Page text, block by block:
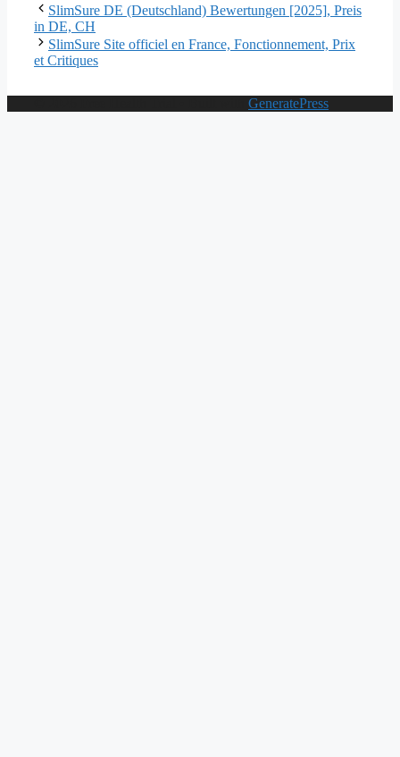
SlimSure DE (Deutschland) Bewertungen [2025], Preis
in DE, CH
SlimSure Site officiel en France, Fonctionnement, Prix
et Critiques
GeneratePress